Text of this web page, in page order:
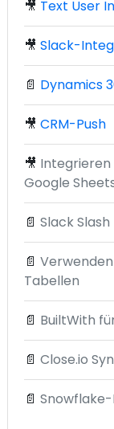
🎥 Text User
🎥 Slack-
📄 Dynamics
🎥 CRM-Push
🎥 Integrieren
Google
📄 Slack Slash
📄 Verwenden
Tabellen
📄 BuiltWith
📄 Close.io
📄